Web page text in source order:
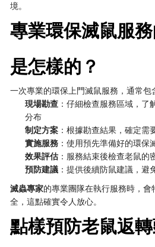
境。
專業環保滅鼠服
是怎樣的？
一次專業的環保上門滅鼠服務，通常包
現場勘查 ：仔細檢查服務區域，
分布
制定方案 ：根據勘查結果，確定
實施服務 ：使用預先準備好的環
效果評估 ：服務結束後檢查老鼠
預防建議 ：提供後續防鼠建議，避
滅蟲專家的專業團隊在執行服務時，
全，這點確實令人放心。
點樣預防老鼠返